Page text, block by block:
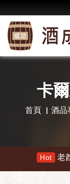
卡
首頁 酒品
老酋長